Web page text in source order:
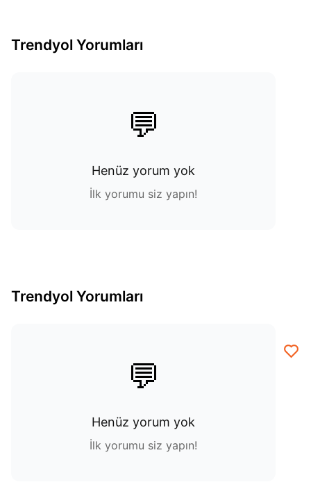
Trendyol Yorumları
💬
Henüz yorum yok
İlk yorumu siz yapın!
Trendyol Yorumları
💬
Henüz yorum yok
İlk yorumu siz yapın!